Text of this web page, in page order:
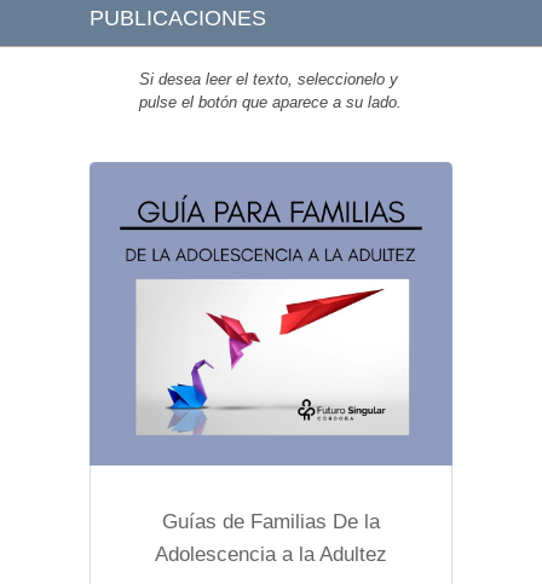
PUBLICACIONES
Si desea leer el texto, seleccionelo y
pulse el botón que aparece a su lado.
Guías de Familias De la
Adolescencia a la Adultez